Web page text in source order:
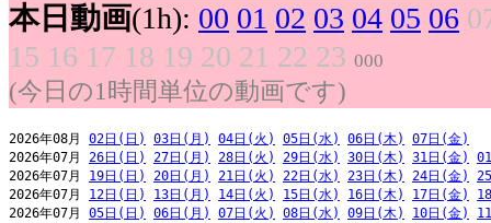
本日動画(1h): 00 01 02 03 04 05 06
15 16 17 18 19 20 21 22 23 000
(今日の1時間単位の動画です)
2026年08月 02日(日) 03日(月) 04日(火) 05日(水) 06日(木)
07日(金)
2026年07月 26日(日) 27日(月) 28日(火) 29日(水) 30日(木) 31日(金)
2026年07月 19日(日) 20日(月) 21日(火) 22日(水) 23日(木) 24日(金)
2026年07月 12日(日) 13日(月) 14日(火) 15日(水) 16日(木) 17日(金)
2026年07月 05日(日) 06日(月) 07日(火) 08日(水) 09日(木) 10日(金)